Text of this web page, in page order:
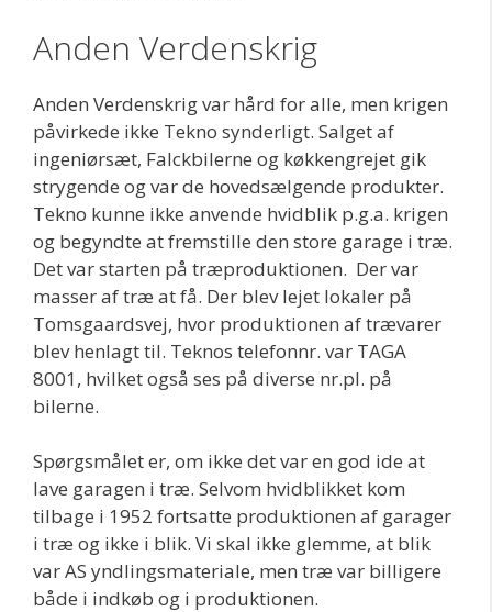
Anden Verdenskrig
Anden Verdenskrig var hård for alle, men krigen
påvirkede ikke Tekno synderligt. Salget af
ingeniørsæt, Falckbilerne og køkkengrejet gik
strygende og var de hovedsælgende produkter.
Tekno kunne ikke anvende hvidblik p.g.a. krigen
og begyndte at fremstille den store garage i træ.
Det var starten på træproduktionen. Der var
masser af træ at få. Der blev lejet lokaler på
Tomsgaardsvej, hvor produktionen af trævarer
blev henlagt til. Teknos telefonnr. var TAGA
8001, hvilket også ses på diverse nr.pl. på
bilerne.
Spørgsmålet er, om ikke det var en god ide at
lave garagen i træ. Selvom hvidblikket kom
tilbage i 1952 fortsatte produktionen af garager
i træ og ikke i blik. Vi skal ikke glemme, at blik
var AS yndlingsmateriale, men træ var billigere
både i indkøb og i produktionen.